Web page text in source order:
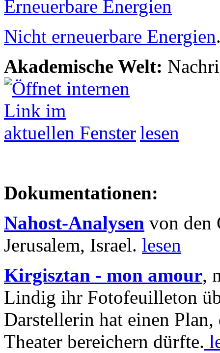
Erneuerbare Energien
Nicht erneuerbare Energien
Akademische Welt:
lesen
Dokumentationen:
Nahost-Analysen von den
Jerusalem, Israel. lesen
Kirgisztan - mon amour,
Lindig ihr Fotofeuilleton
Darstellerin hat einen Plan,
Theater bereichern dürfte.